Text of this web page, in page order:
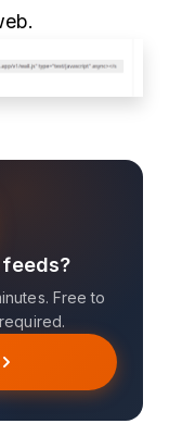
feeds?
Free to